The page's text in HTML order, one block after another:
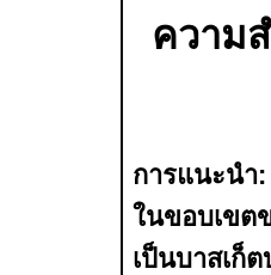
ความ
การแนะนำ:
ในขอบเขต
เป็นบาสเก็